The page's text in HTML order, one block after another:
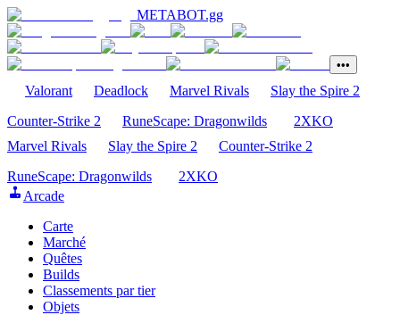
METABOT.gg
•••
Valorant Deadlock Marvel Rivals
Slay the Spire 2
Counter-Strike 2
RuneScape: Dragonwilds
2XKO
Marvel Rivals
Slay the Spire 2
Counter-Strike 2
RuneScape: Dragonwilds
2XKO
Arcade
Carte
Marché
Quêtes
Builds
Classements par tier
Objets